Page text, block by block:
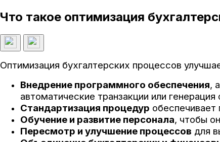
Что такое оптимизация
Оптимизация бухгалтерских процессов
Внедрение программного обеспечения,
автоматические транзакции или генерация
Стандартизация процедур
Обучение и развитие персонала, чтобы
Пересмотр и улучшение процессов для